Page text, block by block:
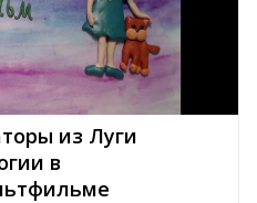
из Луги
в